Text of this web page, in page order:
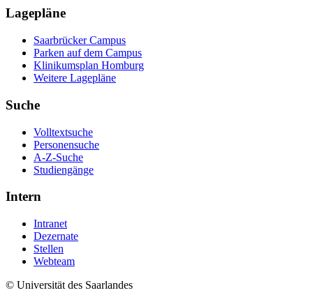
Lagepläne
Saarbrücker Campus
Parken auf dem Campus
Klinikumsplan Homburg
Weitere Lagepläne
Suche
Volltextsuche
Personensuche
A-Z-Suche
Studiengänge
Intern
Intranet
Dezernate
Stellen
Webteam
© Universität des Saarlandes